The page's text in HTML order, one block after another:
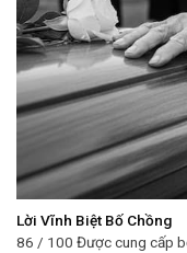
Lời Vĩnh Biệt Bố Chồng
86 / 100 Được cung cấp